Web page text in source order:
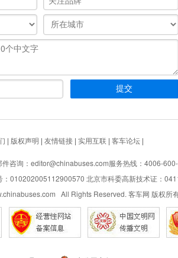
| 版权声明 | 友情链接| 实用互联| 客车论坛|
件咨询：editor@chinabuses.com服务热线：4006-
：010202005112900570 北京市科委高新技术证：
All Rights Reserved. 客车网 版权所